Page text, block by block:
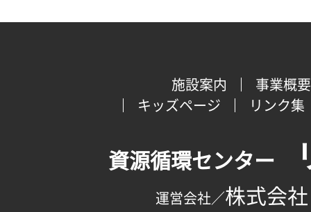
施設案内
事業概要
キッズページ
リンク集
資源循環センター
運営会社／株式会